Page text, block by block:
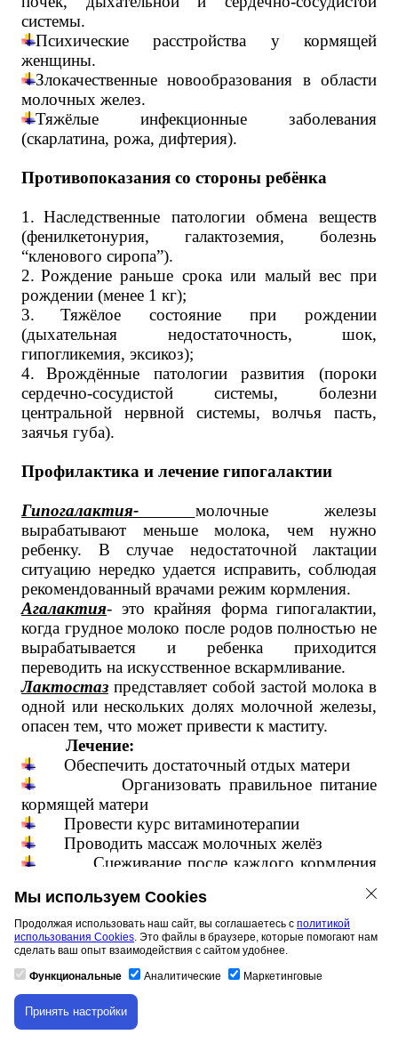
системы.
Психические расстройства у кормящей
женщины.
Злокачественные новообразования в области
молочных желез.
Тяжёлые инфекционные заболевания
(скарлатина, рожа, дифтерия).
Противопоказания со стороны ребёнка
1. Наследственные патологии обмена веществ
(фенилкетонурия, галактоземия, болезнь
“кленового сиропа”).
2. Рождение раньше срока или малый вес при
рождении (менее 1 кг);
3.
Тяжёлое состояние при рождении
(дыхательная недостаточность, шок,
гипогликемия, эксикоз);
4.
Врождённые патологии развития (пороки
сердечно-сосудистой системы, болезни
центральной нервной системы, волчья пасть,
заячья губа).
Профилактика и лечение гипогалактии
Гипогалактия- молочные железы
вырабатывают меньше молока, чем нужно
ребенку. В случае недостаточной лактации
ситуацию нередко удается исправить, соблюдая
рекомендованный врачами режим кормления.
Агалактия- это крайняя форма гипогалактии,
когда грудное молоко после родов полностью не
вырабатывается и ребенка приходится
переводить на искусственное вскармливание.
Лактостаз представляет собой застой молока в
одной или нескольких долях молочной железы,
опасен тем, что может привести к маститу.
Лечение:
Обеспечить достаточный отдых матери
Организовать правильное питание
кормящей матери
Провести курс витаминотерапии
Проводить массаж молочных желёз
Сцеживание после каждого кормления
Принимать жидкость за 20 минут до
кормления малыша
Приём лактационного чая
Назначить кварцевание молочных желёз
Скачивание материала доступно только для
авторизованных пользователей.
Мы используем Cookies
Продолжая использовать наш сайт, вы соглашаетесь с политикой
использования Cookies. Это файлы в браузере, которые помогают нам
сделать ваш опыт взаимодействия с сайтом удобнее.
Функциональные Аналитические Маркетинговые
Принять настройки